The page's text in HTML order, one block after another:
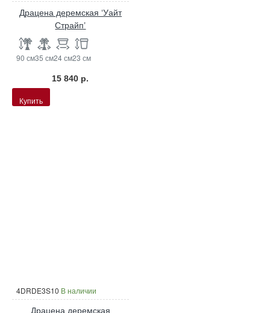
Драцена деремская ‘Уайт
Страйп’
90 см35 см24 см23 см
15 840 р.
Купить
4DRDE3S10 В наличии
Драцена деремская